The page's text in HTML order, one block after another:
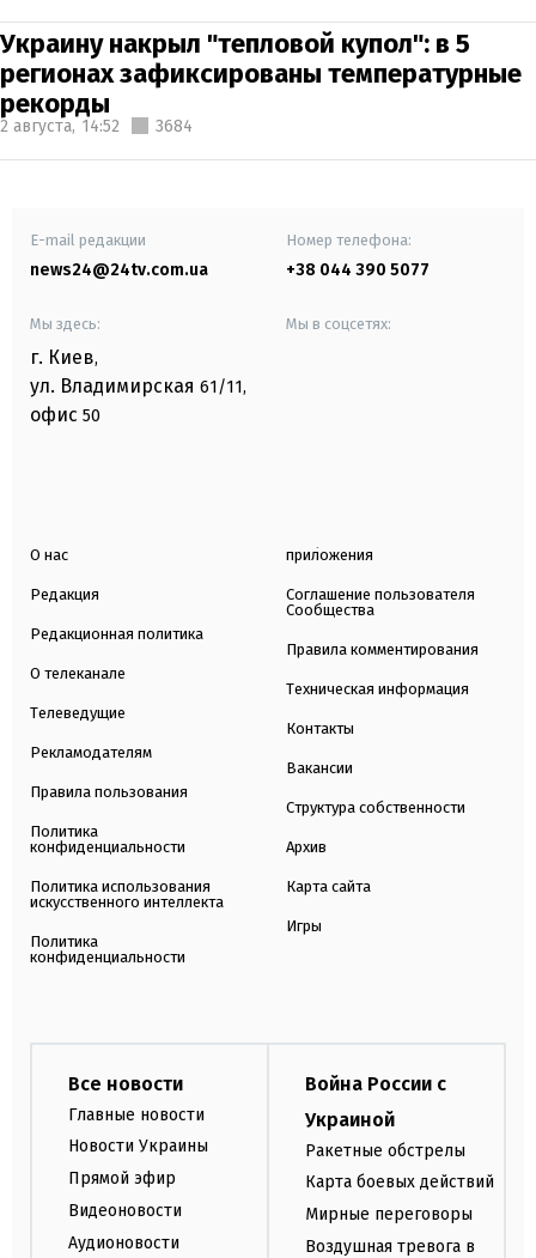
Украину накрыл "тепловой купол": в 5
регионах зафиксированы температурные
рекорды
2 августа, 14:52 3684
E-mail редакции
news24@24tv.com.ua
Номер телефона:
+38 044 390 5077
Мы здесь:
г. Киев,
ул. Владимирская 61/11,
офис 50
Мы в соцсетях:
О нас
Редакция
Редакционная политика
О телеканале
Телеведущие
Рекламодателям
Правила пользования
Политика
конфиденциальности
Политика использования
искусственного интеллекта
Политика
конфиденциальности
приложения
Соглашение пользователя
Сообщества
Правила комментирования
Техническая информация
Контакты
Вакансии
Структура собственности
Архив
Карта сайта
Игры
Все новости
Главные новости
Новости Украины
Прямой эфир
Видеоновости
Аудионовости
Война России с
Украиной
Ракетные обстрелы
Карта боевых действий
Мирные переговоры
Воздушная тревога в